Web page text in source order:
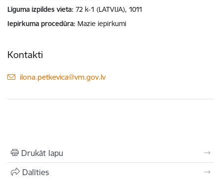
Līguma izpildes vieta 72 k-1 (LATVIJA), 1011
Iepirkuma procedūra Mazie iepirkumi
Kontakti
E-pasts:
ilona.petkevica@vm.gov.lv
Drukāt lapu
Dalīties